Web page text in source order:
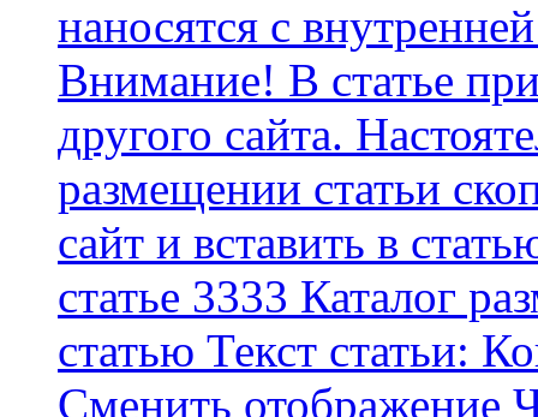
наносятся с
Внимание! В статье
другого сайта.
размещении статьи
сайт и вставить в
статье 3333 Каталог
статью Текст статьи:
Cменить отображение